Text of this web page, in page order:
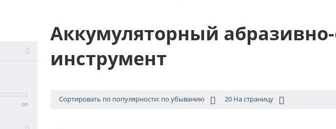
0Р
Аккумуляторный
инструмент
Сортировать по популярности: по убыванию 20 На страницу